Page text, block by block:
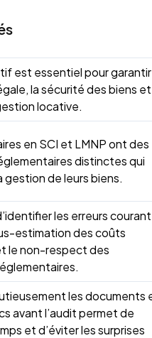
est essentiel pour
la sécurité des biens et
locative.
en SCI et LMNP ont des
distinctes qui
gestion de leurs biens.
les erreurs
estimation des coûts
le non-respect des
les documents
avant l’audit permet de
et d’éviter les surprises